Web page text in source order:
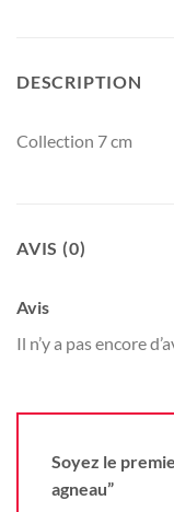
DESCRIPTION
Collection 7 cm
AVIS (0)
Avis
Il n’y a pas encore
Soyez le
agneau”